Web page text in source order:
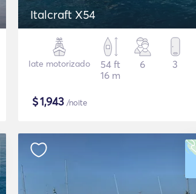
Italcraft X54
Iate motorizado
54 ft
16 m
6 3
$1,943 /noite